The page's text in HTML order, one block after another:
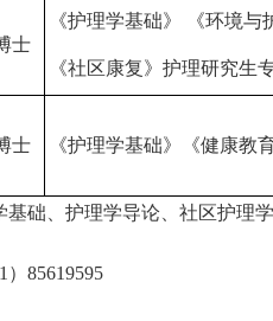
士
《护理学基础》 《环境与
《社区康复》护理研究生
士 《护理学基础》《健康教
础、护理学导论、社区护理学
85619595